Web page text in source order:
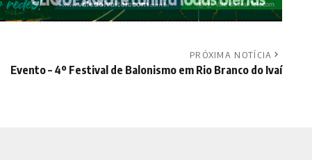
PRÓXIMA NOTÍCIA
Evento – 4º Festival de Balonismo em Rio Branco do Ivaí